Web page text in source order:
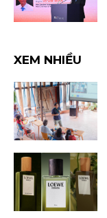
XEM NHIỀU